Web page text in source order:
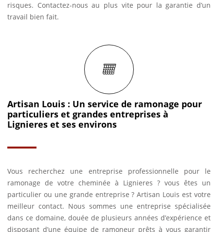
risques. Contactez-nous au plus vite pour la garantie d’un
travail bien fait.
Artisan Louis : Un service de ramonage pour
particuliers et grandes entreprises à
Lignieres et ses environs
Vous recherchez une entreprise professionnelle pour le
ramonage de votre cheminée à Lignieres ? vous êtes un
particulier ou une grande entreprise ? Artisan Louis est votre
meilleur contact. Nous sommes une entreprise spécialisée
dans ce domaine, douée de plusieurs années d’expérience et
disposant d’une équipe de ramoneur prêts à vous garantir